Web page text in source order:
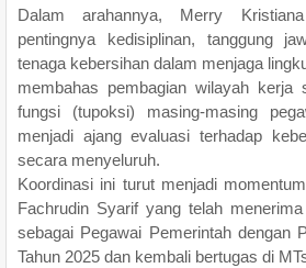
Dalam arahannya, Merry
pentingnya kedisiplinan, tanggung
tenaga kebersihan dalam menjaga
membahas pembagian wilayah
fungsi (tupoksi) masing-masing
menjadi ajang evaluasi terhadap
secara menyeluruh.
Koordinasi ini turut menjadi
Fachrudin Syarif yang telah
sebagai Pegawai Pemerintah dengan
Tahun 2025 dan kembali bertugas di